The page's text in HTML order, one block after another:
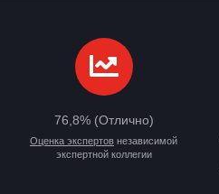
76,8% (Отлично)
Оценка экспертов независимой
экспертной коллегии